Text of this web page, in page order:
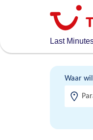
algemene
Last
Waar